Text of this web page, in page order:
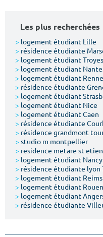
Les plus recherchées
> logement étudiant Lille
> résidence étudiante
> logement étudiant Troyes
> logement étudiant
> logement étudiant
> résidence étudiante
> logement étudiant
> logement étudiant Nice
> logement étudiant Caen
> résidence étudiante
> résidence grandmont
> studio m montpellier
> residence metare st
> logement étudiant Nancy
> résidence étudiante lyon
> logement étudiant Reims
> logement étudiant Rouen
> logement étudiant
> résidence étudiante